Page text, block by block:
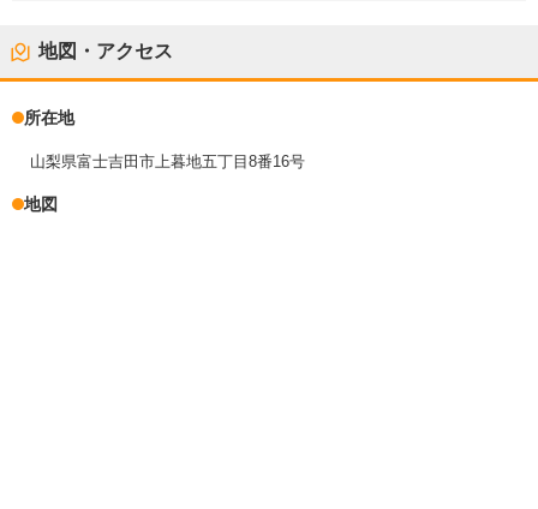
地図・アクセス
所在地
山梨県富士吉田市上暮地五丁目8番16号
地図